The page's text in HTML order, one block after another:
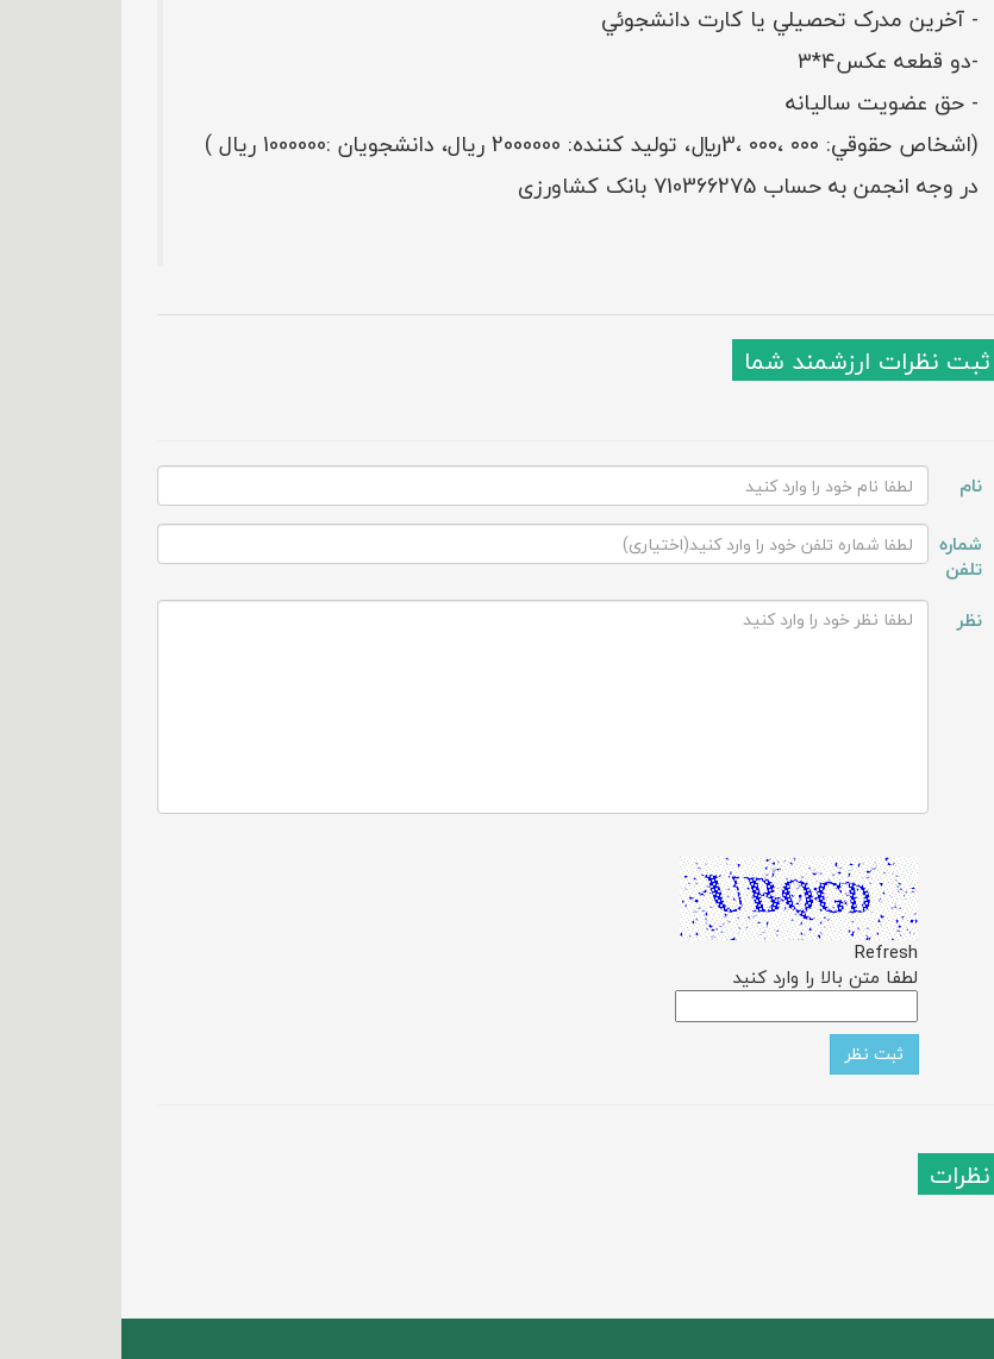
- آخرين مدرک تحصيلي يا کارت دانشجوئي
-دو قطعه عکس۴*۳
- حق عضويت ساليانه
(اشخاص حقوقي: ۰۰۰ ،۰۰۰ ،3ريال، تولید کننده: 2000000 ریال، دانشجویان :1000000 ریال )
در وجه انجمن به حساب 710366275 بانک کشاورزی
ثبت نظرات ارزشمند شما
نام
شماره
تلفن
نظر
Refresh
لطفا متن بالا را وارد کنید
نظرات